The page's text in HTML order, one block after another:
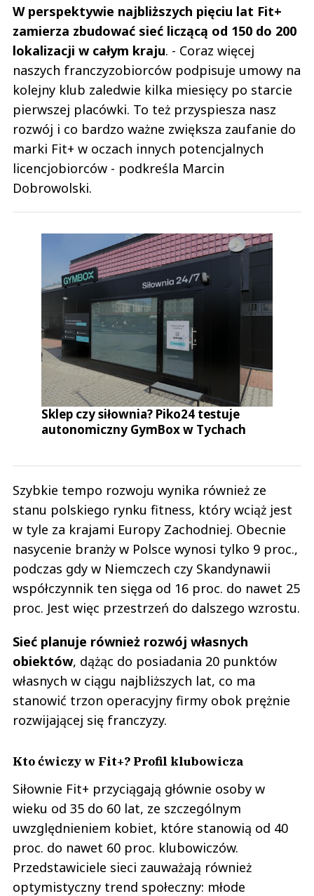
W perspektywie najbliższych pięciu lat Fit+
zamierza zbudować sieć liczącą od 150 do 200
lokalizacji w całym kraju. - Coraz więcej
naszych franczyzobiorców podpisuje umowy na
kolejny klub zaledwie kilka miesięcy po starcie
pierwszej placówki. To też przyspiesza nasz
rozwój i co bardzo ważne zwiększa zaufanie do
marki Fit+ w oczach innych potencjalnych
licencjobiorców - podkreśla Marcin
Dobrowolski.
Sklep czy siłownia? Piko24 testuje
autonomiczny GymBox w Tychach
Szybkie tempo rozwoju wynika również ze
stanu polskiego rynku fitness, który wciąż jest
w tyle za krajami Europy Zachodniej. Obecnie
nasycenie branży w Polsce wynosi tylko 9 proc.,
podczas gdy w Niemczech czy Skandynawii
współczynnik ten sięga od 16 proc. do nawet 25
proc. Jest więc przestrzeń do dalszego wzrostu.
Sieć planuje również rozwój własnych
obiektów, dążąc do posiadania 20 punktów
własnych w ciągu najbliższych lat, co ma
stanowić trzon operacyjny firmy obok prężnie
rozwijającej się franczyzy.
Kto ćwiczy w Fit+? Profil klubowicza
Siłownie Fit+ przyciągają głównie osoby w
wieku od 35 do 60 lat, ze szczególnym
uwzględnieniem kobiet, które stanowią od 40
proc. do nawet 60 proc. klubowiczów.
Przedstawiciele sieci zauważają również
optymistyczny trend społeczny: młode